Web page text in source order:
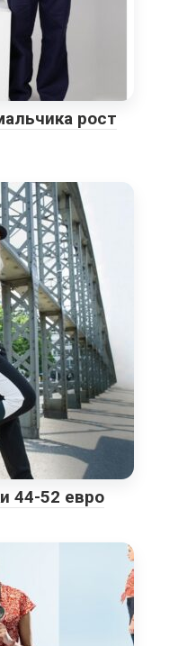
рост
44-52 евро